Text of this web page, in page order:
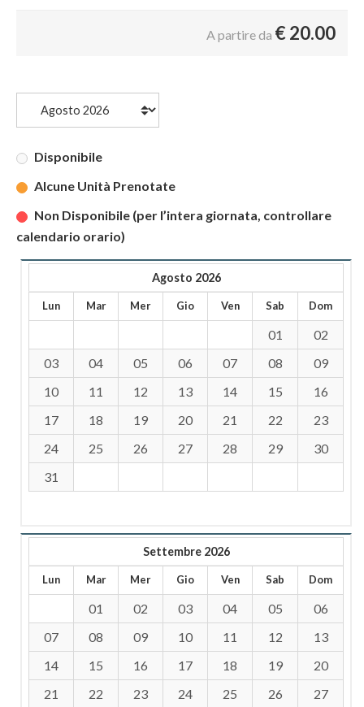
A partire da €20.00
Disponibile
Alcune Unità Prenotate
Non Disponibile (per l’intera giornata, controllare
calendario orario)
Agosto 2026
Lun Mar Mer Gio Ven Sab Dom
01
02
03
04 05 06 07 08
09
10
11 12 13 14 15
16
17
18 19 20 21 22
23
24
25 26 27 28 29
30
31
Settembre 2026
Lun Mar Mer Gio Ven Sab Dom
01 02 03 04 05
06
07
08 09 10 11 12
13
14
15 16 17 18 19
20
21
22 23 24 25 26
27